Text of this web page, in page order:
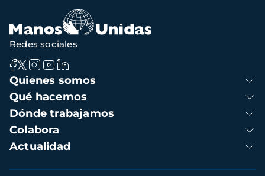
Navegación
principal
Quienes somos
Qué hacemos
Dónde trabajamos
Colabora
Actualidad
Redes sociales